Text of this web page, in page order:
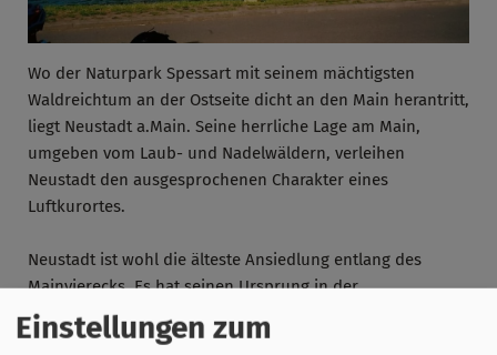
Wo der Naturpark Spessart mit seinem mächtigsten
Waldreichtum an der Ostseite dicht an den Main herantritt,
liegt Neustadt a.Main. Seine herrliche Lage am Main,
umgeben vom Laub- und Nadelwäldern, verleihen
Neustadt den ausgesprochenen Charakter eines
Luftkurortes.
Neustadt ist wohl die älteste Ansiedlung entlang des
Mainvierecks. Es hat seinen Ursprung in der
Klostergründung des Benediktinerordens im Jahre 769.
Die im Stil einer dreischiffigen Basilika erbaute Pfarrkirche
Einstellungen zum